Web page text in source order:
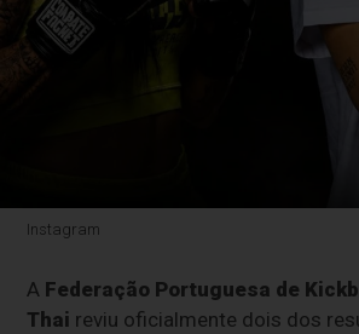
Instagram
A Federação Portuguesa de
Thai reviu oficialmente dois dos